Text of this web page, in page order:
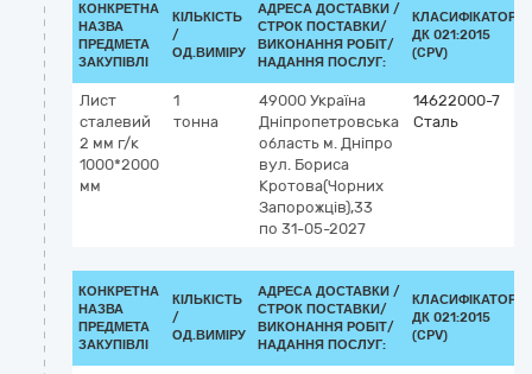
КОНКРЕТНА
НАЗВА
ПРЕДМЕТА
ЗАКУПІВЛІ
КІЛЬКІСТЬ
/
ОД.ВИМІРУ
АДРЕСА ДОСТАВКИ /
СТРОК ПОСТАВКИ/
ВИКОНАННЯ РОБІТ/
НАДАННЯ ПОСЛУГ:
КЛАСИФІКАТОР
ДК 021:2015
(CPV)
Лист
сталевий
2 мм г/к
1000*2000
мм
1
тонна
49000 Україна
Дніпропетровська
область м. Дніпро
вул. Бориса
Кротова(Чорних
Запорожців),33
по 31-05-2027
14622000-7
Сталь
КОНКРЕТНА
НАЗВА
ПРЕДМЕТА
ЗАКУПІВЛІ
КІЛЬКІСТЬ
/
ОД.ВИМІРУ
АДРЕСА ДОСТАВКИ /
СТРОК ПОСТАВКИ/
ВИКОНАННЯ РОБІТ/
НАДАННЯ ПОСЛУГ:
КЛАСИФІКАТОР
ДК 021:2015
(CPV)